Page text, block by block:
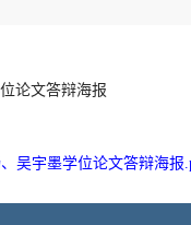
论文答辩海报
吴宇墨学位论文答辩海报